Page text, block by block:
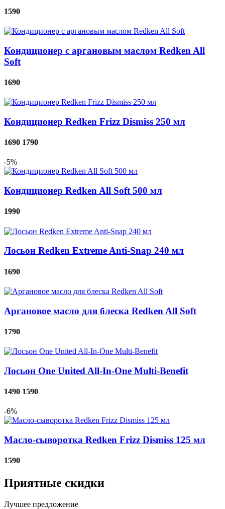
1590
Кондиционер с аргановым маслом Redken All
Soft
1690
Кондиционер Redken Frizz Dismiss 250 мл
1690 1790
-5%
Кондиционер Redken All Soft 500 мл
1990
Лосьон Redken Extreme Anti-Snap 240 мл
1690
Аргановое масло для блеска Redken All Soft
1790
Лосьон One United All-In-One Multi-Benefit
1490 1590
-6%
Масло-сыворотка Redken Frizz Dismiss 125 мл
1590
Приятные скидки
Лучшее предложение